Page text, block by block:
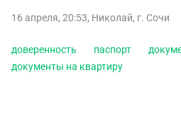
16 апреля, 20:53, Николай, г. Сочи
доверенность паспорт
документы на квартиру